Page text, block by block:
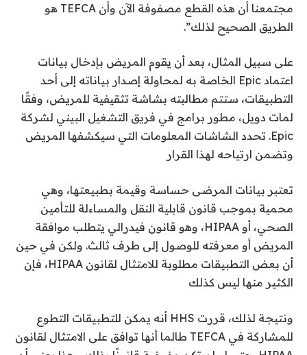
مجتمعنا أن هذه القطع مصفوفة الآن وأن TEFCA هو
الطريق الصحيح لذلك”.
على سبيل المثال، بعد أن يقوم المريض بإدخال بيانات
اعتماد Epic الخاصة به لمحاولة إصدار بياناته إلى أحد
التطبيقات، ستتم مطالبته بشاشة تثقيفية للمريض، وفقًا
لمات دويل، مطور برامج في فريق التشغيل البيني لشركة
Epic. تحدد الشاشات المعلومات التي سيكشفها المريض
وتضمن ارتياحه لهذا القرار
تعتبر بيانات المرضى حساسة وقيمة بطبيعتها، وهي
محمية بموجب قانون قابلية النقل والمساءلة للتأمين
الصحي، أو HIPAA، وهو قانون فيدرالي يتطلب موافقة
المريض أو معرفته للوصول إلى طرف ثالث. ولكن في حين
أن بعض التطبيقات مطلوبة للامتثال لقانون HIPAA، فإن
الكثير منها ليس كذلك
ونتيجة لذلك، قررت HHS أنه يمكن للتطبيقات التطوع
للمشاركة في TEFCA طالما أنها توافق على الامتثال لقانون